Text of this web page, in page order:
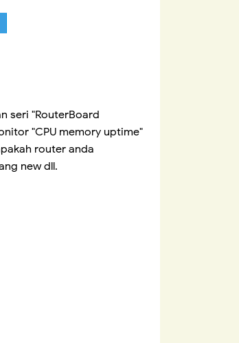
seri "RouterBoard
"CPU memory uptime"
router anda
new dll.